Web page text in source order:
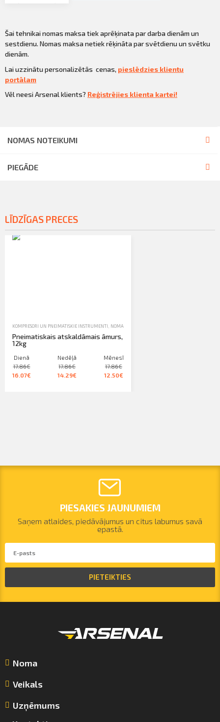
Šai tehnikai nomas maksa tiek aprēķinata par darba dienām un
sestdienu. Nomas maksa netiek rēķināta par svētdienu un svētku
dienām.
Lai uzzinātu personalizētās cenas, pieslēdzies klientu
portālam
Vēl neesi Arsenal klients? Reģistrējies klienta kartei!
NOMAS NOTEIKUMI
PIEGĀDE
LĪDZĪGAS PRECES
KOMPRESORI UN PNEIMATISKIE INSTRUMENTI NOMA
Pneimatiskais atskaldāmais āmurs,
12kg
Dienā
17.86€
16.07€
Nedēļā
17.86€
14.29€
Mēnesī
17.86€
12.50€
PIESAKIES JAUNUMIEM
Saņem atlaides, piedāvājumus un citus labumus savā
epastā.
PIETEIKTIES
Noma
Veikals
Uzņēmums